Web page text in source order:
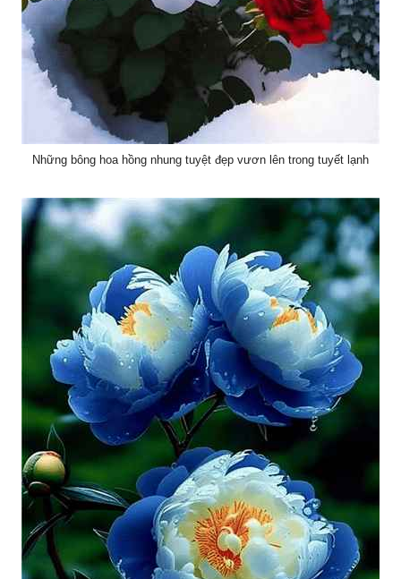
Những bông hoa hồng nhung tuyệt đẹp vươn lên trong tuyết lạnh